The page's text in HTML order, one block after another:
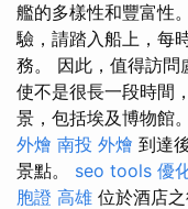
艦的多樣性和豐富性。
驗，請踏入船上，每
務。 因此，值得訪問
使不是很長一段時間
景，包括埃及博物館。
外燴 南投 外燴 到達
景點。 seo tools 優
胞證 高雄 位於酒店